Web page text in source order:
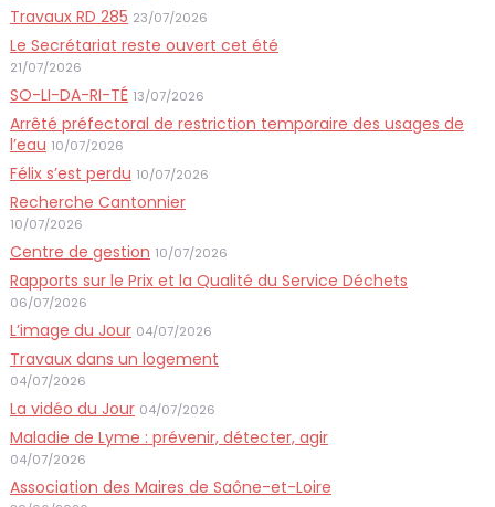
Travaux RD 285 23/07/2026
Le Secrétariat reste ouvert cet été
21/07/2026
SO-LI-DA-RI-TÉ 13/07/2026
Arrêté préfectoral de restriction temporaire des usages de
l’eau 10/07/2026
Félix s’est perdu 10/07/2026
Recherche Cantonnier
10/07/2026
Centre de gestion 10/07/2026
Rapports sur le Prix et la Qualité du Service Déchets
06/07/2026
L’image du Jour 04/07/2026
Travaux dans un logement
04/07/2026
La vidéo du Jour 04/07/2026
Maladie de Lyme : prévenir, détecter, agir
04/07/2026
Association des Maires de Saône-et-Loire